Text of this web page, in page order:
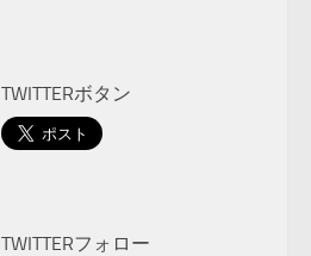
TWITTERボタン
TWITTERフォロー